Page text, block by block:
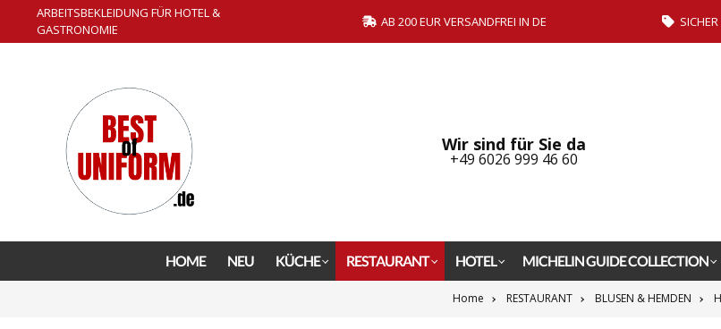
Zur Hauptnavigation springen
ARBEITSBEKLEIDUNG FÜR HOTEL &
GASTRONOMIE
AB 200 EUR VERSANDFREI IN DE
Wir sind für Sie da
+49 6026 999 46 60
HOME NEU KÜCHE RESTAURANT HOTEL MICHELIN GUIDE COLLECTION
Home RESTAURANT BLUSEN & HEMDEN